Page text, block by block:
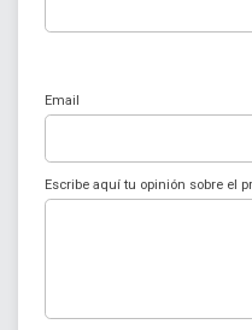
Email
Escribe aquí tu opinión sobre el